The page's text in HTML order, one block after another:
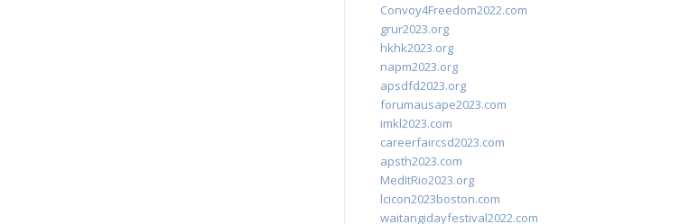
Convoy4Freedom2022.com
grur2023.org
hkhk2023.org
napm2023.org
apsdfd2023.org
forumausape2023.com
imkl2023.com
careerfaircsd2023.com
apsth2023.com
MedItRio2023.org
lcicon2023boston.com
waitangidayfestival2022.com